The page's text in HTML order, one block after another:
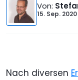
Von:
15. Sep. 2020
Nach diversen